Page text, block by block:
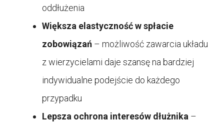
oddłużenia
Większa elastyczność w spłacie
zobowiązań – możliwość zawarcia układu
z wierzycielami daje szansę na bardziej
indywidualne podejście do każdego
przypadku
Lepsza ochrona interesów dłużnika –